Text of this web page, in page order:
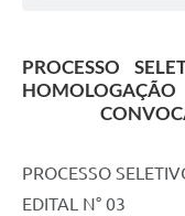
PROCESSO
PROCESSO
EDITAL N° 03